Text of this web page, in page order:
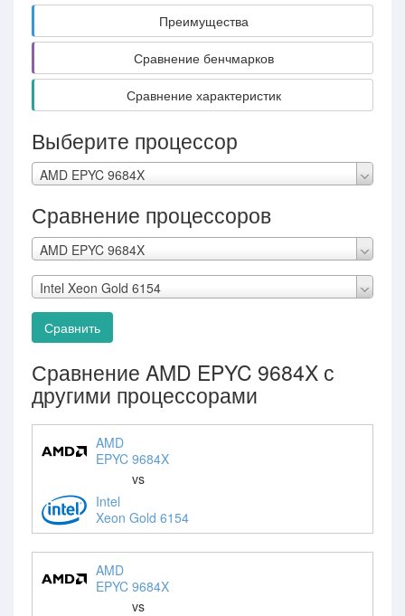
Преимущества
Сравнение бенчмарков
Сравнение характеристик
Выберите процессор
AMD EPYC 9684X
Сравнение процессоров
AMD EPYC 9684X
Intel Xeon Gold 6154
Сравнить
Сравнение AMD EPYC 9684X с
другими процессорами
AMD
EPYC 9684X
vs
Intel
Xeon Gold 6154
AMD
EPYC 9684X
vs